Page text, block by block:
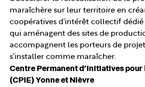
maraîchère sur leur territoire en
coopératives d'intérêt collectif
qui aménagent des sites de
accompagnent les porteurs de
s'installer comme maraîcher.
Centre Permanent d’Initiatives
(CPIE) Yonne et Nièvre